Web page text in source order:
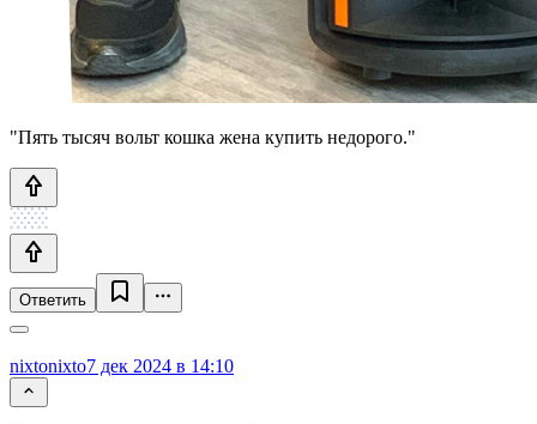
"Пять тысяч вольт кошка жена купить недорого."
Ответить
nixtonixto7 дек 2024 в 14:10